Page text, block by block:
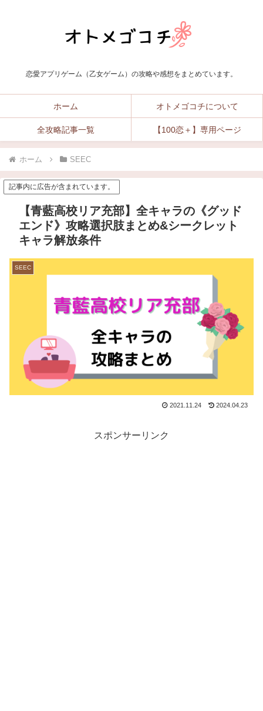
恋愛アプリゲーム（乙女ゲーム）の攻略や感想をまとめています。
ホーム オトメゴコチについて
全攻略記事一覧 【100恋＋】専用ページ
ホーム SEEC
記事内に広告が含まれています。
【青藍高校リア充部】全キャラの《グッド
エンド》攻略選択肢まとめ&シークレット
キャラ解放条件
SEEC
2021.11.24 2024.04.23
スポンサーリンク